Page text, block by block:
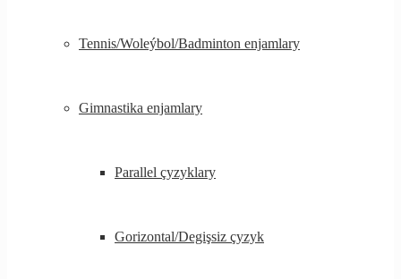
Tennis/Woleýbol/Badminton enjamlary
Gimnastika enjamlary
Parallel çyzyklary
Gorizontal/Degişsiz çyzyk